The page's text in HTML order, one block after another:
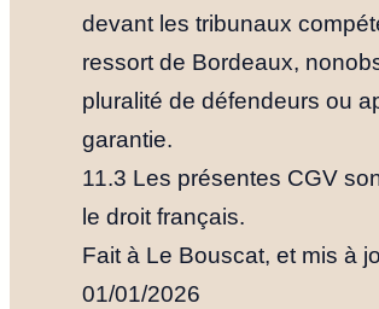
devant les tribunaux
ressort de Bordeaux,
pluralité de défendeurs ou
garantie.
11.3 Les présentes CGV
le droit français.
Fait à Le Bouscat, et mis à
01/01/2026